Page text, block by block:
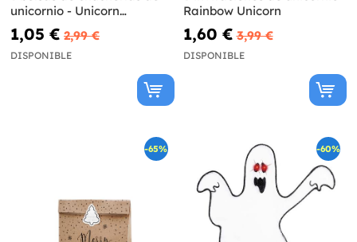
unicornio - Unicorn
Collection
1,05 € 2,99 €
DISPONIBLE
Rainbow Unicorn
1,60 € 3,99 €
DISPONIBLE
-65% -60%